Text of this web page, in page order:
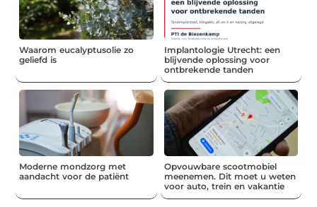
Waarom eucalyptusolie zo
geliefd is
Implantologie Utrecht: een
blijvende oplossing voor
ontbrekende tanden
Moderne mondzorg met
aandacht voor de patiënt
Opvouwbare scootmobiel
meenemen. Dit moet u weten
voor auto, trein en vakantie